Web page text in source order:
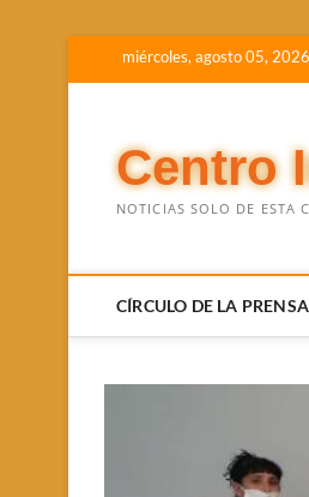
miércoles, agosto 05, 2026
Centro
NOTICIAS SOLO DE ESTA
CÍRCULO DE LA PRENSA